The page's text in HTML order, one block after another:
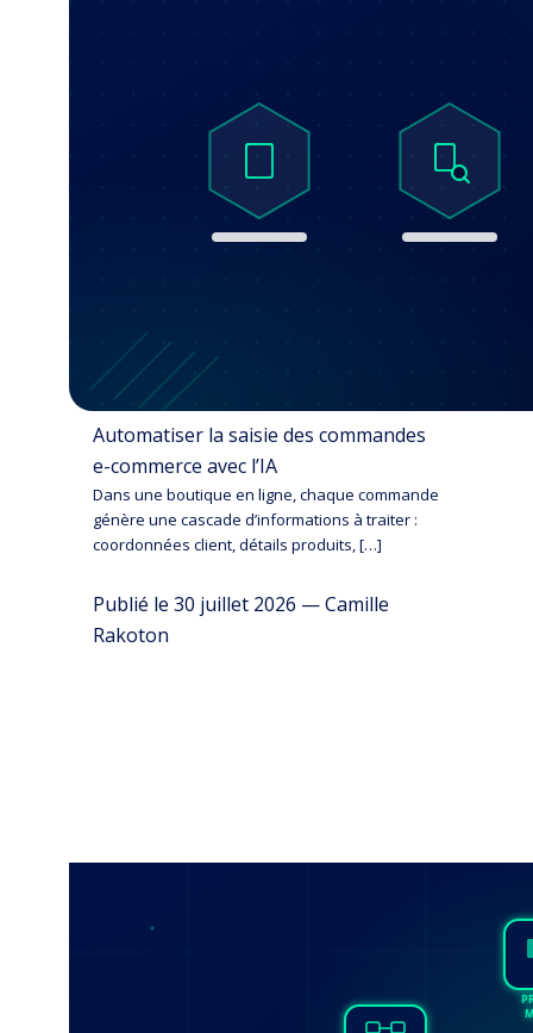
Automatiser la saisie des commandes
e-commerce avec l’IA
Dans une boutique en ligne, chaque commande
génère une cascade d’informations à traiter :
coordonnées client, détails produits, […]
Publié le 30 juillet 2026 — Camille
Rakoton